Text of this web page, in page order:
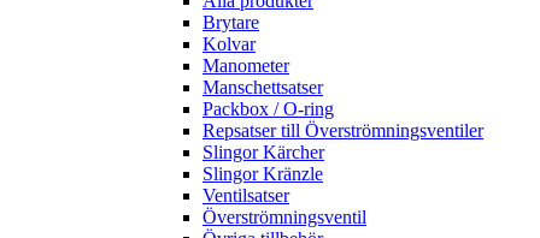
Brytare
Kolvar
Manometer
Manschettsatser
Packbox / O-ring
Repsatser till Överströmningsventiler
Slingor Kärcher
Slingor Kränzle
Ventilsatser
Överströmningsventil